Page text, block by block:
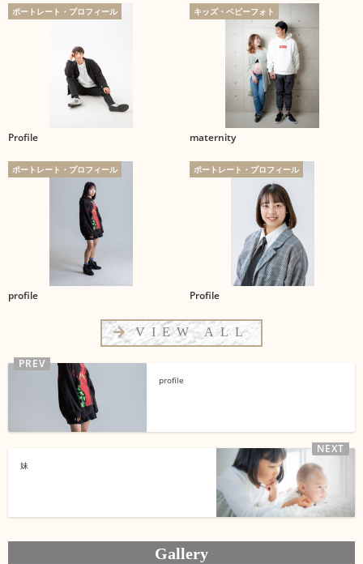
ポートレート・プロフィール
Profile
キッズ・ベビーフォト
maternity
ポートレート・プロフィール
profile
ポートレート・プロフィール
Profile
VIEW ALL
profile
妹
Gallery